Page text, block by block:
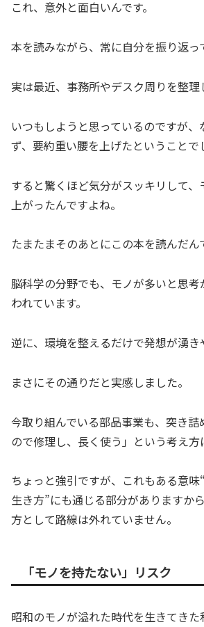
これ、意外と面白いんです。
本を読みながら、常に自分を振り返っ
実は最近、事務所やデスク周りを整理
いつもしようと思っているのですが
ず、要約重い腰を上げたということで
すると驚くほど気分がスッキリして
上がったんですよね。
たまたまそのあとにこの本を読んだん
脳科学の分野でも、モノが多いと思
われています。
逆に、環境を整えるだけで発想が湧き
まさにその通りだと実感しました。
今取り組んでいる部品事業も、突き詰
ので修理し、長く使う」という考え方
ちょっと強引ですが、これもある意
生き方”にも通じる部分がありますか
方として路線は外れていません。
「モノを持たない」リスク
昭和のモノが溢れた時代を生きてきた